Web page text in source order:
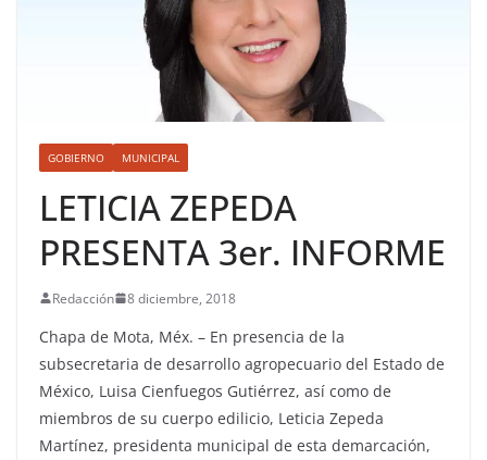
GOBIERNO MUNICIPAL
LETICIA ZEPEDA
PRESENTA 3er. INFORME
Redacción 8 diciembre, 2018
Chapa de Mota, Méx. – En presencia de la
subsecretaria de desarrollo agropecuario del Estado de
México, Luisa Cienfuegos Gutiérrez, así como de
miembros de su cuerpo edilicio, Leticia Zepeda
Martínez, presidenta municipal de esta demarcación,